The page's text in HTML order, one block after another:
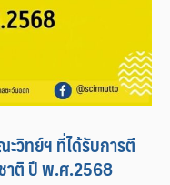
วิทย์ฯ ที่ได้รับการตี
าติ ปี พ.ศ.2568